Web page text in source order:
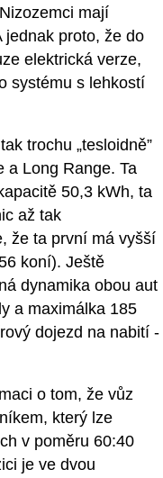
mají
jednak proto, že do
elektrická verze,
systému s lehkostí
trochu „tesloidně”
a Long Range. Ta
50,3 kWh, ta
až tak
že ta první má vyšší
koní). Ještě
dynamika obou aut
a maximálka 185
dojezd na nabití -
o tom, že vůz
který lze
v poměru 60:40
je ve dvou